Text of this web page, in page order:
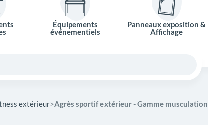
Équipements
événementiels
Panneaux exposition &
Affichage
extérieur Agrès sportif extérieur - Gamme musculation